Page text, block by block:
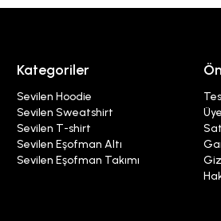
Kategoriler
Sevilen Hoodie
Sevilen Sweatshirt
Sevilen T-shirt
Sevilen Eşofman Altı
Sevilen Eşofman Takımı